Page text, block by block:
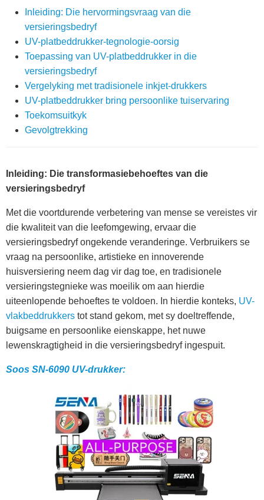
Inleiding: Die hervormingsvraag van die
versieringsbedryf
UV-platbeddrukker-tegnologie-oorsig
Toepassing van UV-platbeddrukker in die
versieringsbedryf
Vergelyking met tradisionele inkjet-drukkers
UV-platbeddrukker bring persoonlike tuiservaring
Toekomsuitkyk
Gevolgtrekking
Inleiding: Die transformasiebehoeftes van die
versieringsbedryf
Met die voortdurende verbetering van mense se vereistes vir
die kwaliteit van die leefomgewing, ervaar die
versieringsbedryf ongekende veranderinge. Verbruikers se
vraag na persoonlike, artistieke en innoverende
huisversiering neem dag vir dag toe, en tradisionele
versieringstegnieke was moeilik om aan hierdie
uiteenlopende behoeftes te voldoen. In hierdie konteks, UV-
vlakbeddrukkers tot stand gekom, met sy doeltreffende,
buigsame en persoonlike eienskappe, het nuwe
lewenskragtigheid in die versieringsbedryf ingespuit.
Soos SN-6090 UV-drukker: